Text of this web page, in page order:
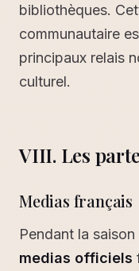
bibliothèques.
communautaire
principaux relais
culturel.
VIII. Les
Medias français
Pendant la saison
medias officiels